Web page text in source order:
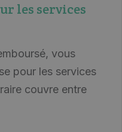
les services
vous
pour les services
couvre entre